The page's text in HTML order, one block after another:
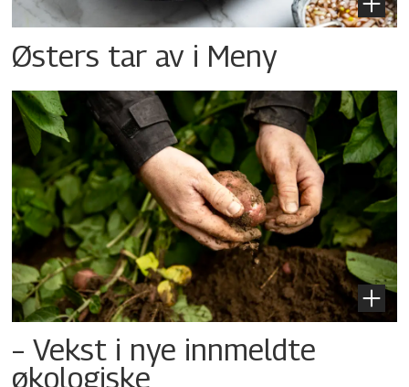
Østers tar av i Meny
– Vekst i nye innmeldte
økologiske